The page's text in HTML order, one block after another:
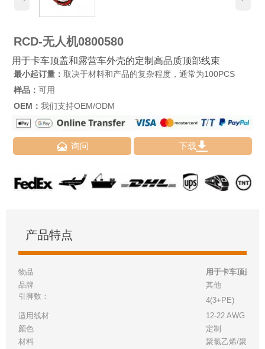
RCD-无人机0800580
用于卡车顶盖和露营车外壳的定制高品质顶部线束
最小起订量： 取决于材料和产品的复杂程度，通常为100PCS
样品： 可用
OEM： 我们支持OEM/ODM
 询问 下载
产品特点
物品
用于卡车顶盖和
品牌
其他
引脚数：
4(3+PE)
适用线材
12-22 AWG，搁
颜色
定制
材料
聚氯乙烯/聚氨酯